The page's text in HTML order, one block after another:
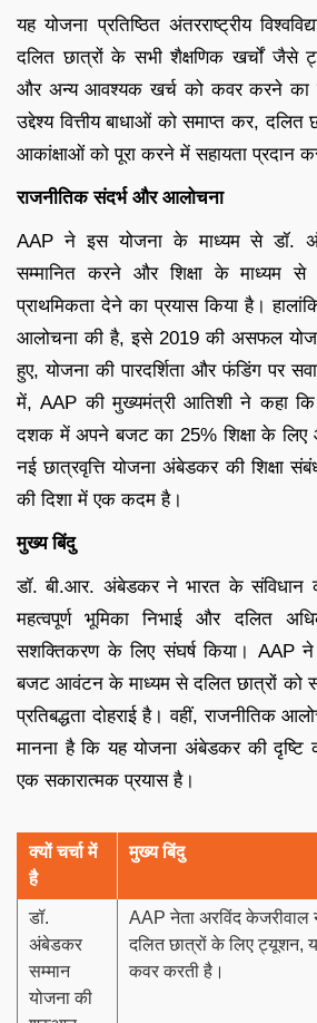
यह योजना प्रतिष्ठित अंतरराष्ट्रीय
दलित छात्रों के सभी शैक्षणिक खर्चों जैसे
और अन्य आवश्यक खर्च को कवर करने का
उद्देश्य वित्तीय बाधाओं को समाप्त कर,
आकांक्षाओं को पूरा करने में सहायता प्रदान
राजनीतिक संदर्भ और आलोचना
AAP ने इस योजना के माध्यम से डॉ.
सम्मानित करने और शिक्षा के माध्यम
प्राथमिकता देने का प्रयास किया है।
आलोचना की है, इसे 2019 की असफल
हुए, योजना की पारदर्शिता और फंडिंग पर
में, AAP की मुख्यमंत्री आतिशी ने कहा कि
दशक में अपने बजट का 25% शिक्षा के लिए
नई छात्रवृत्ति योजना अंबेडकर की शिक्षा
की दिशा में एक कदम है।
मुख्य बिंदु
डॉ. बी.आर. अंबेडकर ने भारत के संविधान
महत्वपूर्ण भूमिका निभाई और दलित
सशक्तिकरण के लिए संघर्ष किया। AAP ने
बजट आवंटन के माध्यम से दलित छात्रों को
प्रतिबद्धता दोहराई है। वहीं, राजनीतिक
मानना है कि यह योजना अंबेडकर की दृष्टि
एक सकारात्मक प्रयास है।
क्यों चर्चा में
है
मुख्य बिंदु
डॉ.
अंबेडकर
सम्मान
योजना की
AAP नेता अरविंद केजरीवाल
दलित छात्रों के लिए ट्यूशन,
कवर करती है।